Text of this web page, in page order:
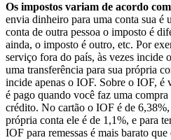
Os impostos variam de acordo
envia dinheiro para uma conta sua é
conta de outra pessoa o imposto é
ainda, o imposto é outro, etc. Por
serviço fora do país, às vezes incide
uma transferência para sua própria
incide apenas o IOF. Sobre o IOF, é
é pago quando você faz uma
crédito. No cartão o IOF é de 6,38%,
própria conta ele é de 1,1%, e para
IOF para remessas é mais barato